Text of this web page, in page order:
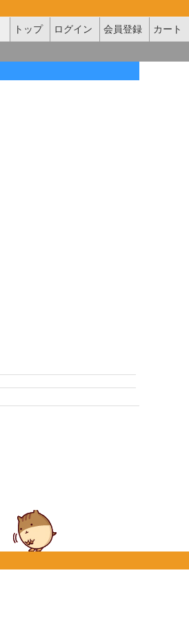
トップ ログイン 会員登録
カート